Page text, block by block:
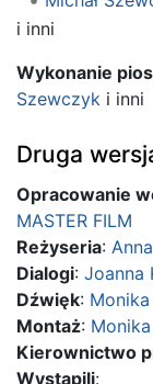
i inni
Wykonanie
Szewczyk i inni
Druga
Opracowanie
MASTER FILM
Reżyseria:
Dialogi: Joanna
Dźwięk:
Montaż:
Kierownictwo
Wystąpili: